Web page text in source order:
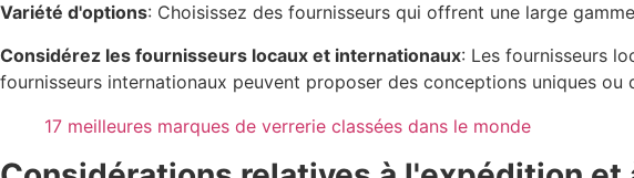
Variété d'options: Choisissez des fournisseurs qui offrent une large
Considérez les fournisseurs locaux et internationaux: Les fournisseurs
fournisseurs internationaux peuvent proposer des conceptions uniques ou
17 meilleures marques de verrerie classées dans le monde